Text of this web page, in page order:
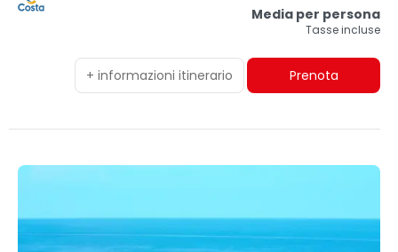
Media per persona
Tasse incluse
+ informazioni itinerario Prenota